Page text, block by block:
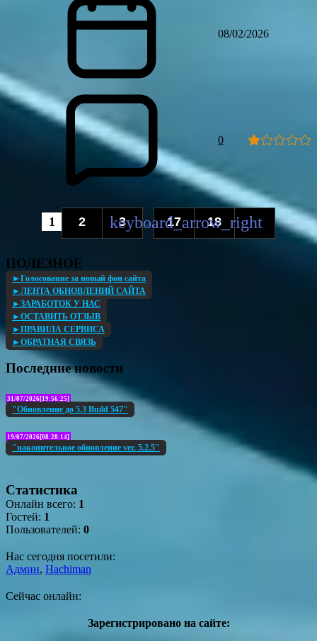
08/02/2026
0
1 2 3 ... 17 18
ПОЛЕЗНОЕ
►Голосование за новый фон сайта
►ЛЕНТА ОБНОВЛЕНИЙ САЙТА
►ЗАРАБОТОК У НАС
►ОСТАВИТЬ ОТЗЫВ
►ПРАВИЛА СЕРВИСА
►ОБРАТНАЯ СВЯЗЬ
Последние новости
31/07/2026[19:56:25]
"Обновление до 5.3 Build 547"
19/07/2026[08:28:14]
"накопительное обновление ver. 5.2.5"
Статистика
Онлайн всего: 1
Гостей: 1
Пользователей: 0
Нас сегодня посетили:
Админ, Hachiman
Сейчас онлайн:
Зарегистрировано на сайте: